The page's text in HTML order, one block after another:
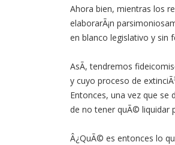
Ahora bien, mientras los
elaborarÃ¡n
en blanco legislativo y sin
AsÃ­, tendremos
y cuyo proceso de
Entonces, una vez que se
de no tener quÃ© liquidar
Â¿QuÃ© es entonces lo